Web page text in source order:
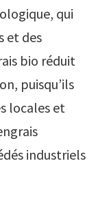
qui
et des
bio réduit
puisqu’ils
locales et
industriels